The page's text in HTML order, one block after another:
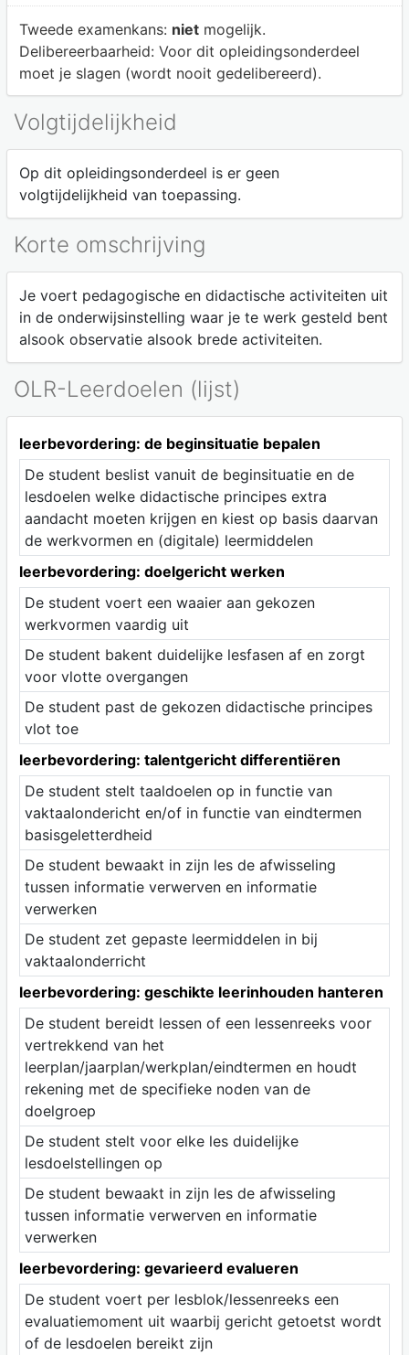
Tweede examenkans: nietmogelijk.
Delibereerbaarheid: Voor dit opleidingsonderdeel
moet je slagen (wordt nooit gedelibereerd).
Volgtijdelijkheid
Op dit opleidingsonderdeel is er geen
volgtijdelijkheid van toepassing.
Korte omschrijving
Je voert pedagogische en didactische activiteiten uit
in de onderwijsinstelling waar je te werk gesteld bent
alsook observatie alsook brede activiteiten.
OLR-Leerdoelen (lijst)
leerbevordering: de beginsituatie bepalen
De student beslist vanuit de beginsituatie en de
lesdoelen welke didactische principes extra
aandacht moeten krijgen en kiest op basis daarvan
de werkvormen en (digitale) leermiddelen
leerbevordering: doelgericht werken
De student voert een waaier aan gekozen
werkvormen vaardig uit
De student bakent duidelijke lesfasen af en zorgt
voor vlotte overgangen
De student past de gekozen didactische principes
vlot toe
leerbevordering: talentgericht differentiëren
De student stelt taaldoelen op in functie van
vaktaalondericht en/of in functie van eindtermen
basisgeletterdheid
De student bewaakt in zijn les de afwisseling
tussen informatie verwerven en informatie
verwerken
De student zet gepaste leermiddelen in bij
vaktaalonderricht
leerbevordering: geschikte leerinhouden hanteren
De student bereidt lessen of een lessenreeks voor
vertrekkend van het
leerplan/jaarplan/werkplan/eindtermen en houdt
rekening met de specifieke noden van de
doelgroep
De student stelt voor elke les duidelijke
lesdoelstellingen op
De student bewaakt in zijn les de afwisseling
tussen informatie verwerven en informatie
verwerken
leerbevordering: gevarieerd evalueren
De student voert per lesblok/lessenreeks een
evaluatiemoment uit waarbij gericht getoetst wordt
of de lesdoelen bereikt zijn